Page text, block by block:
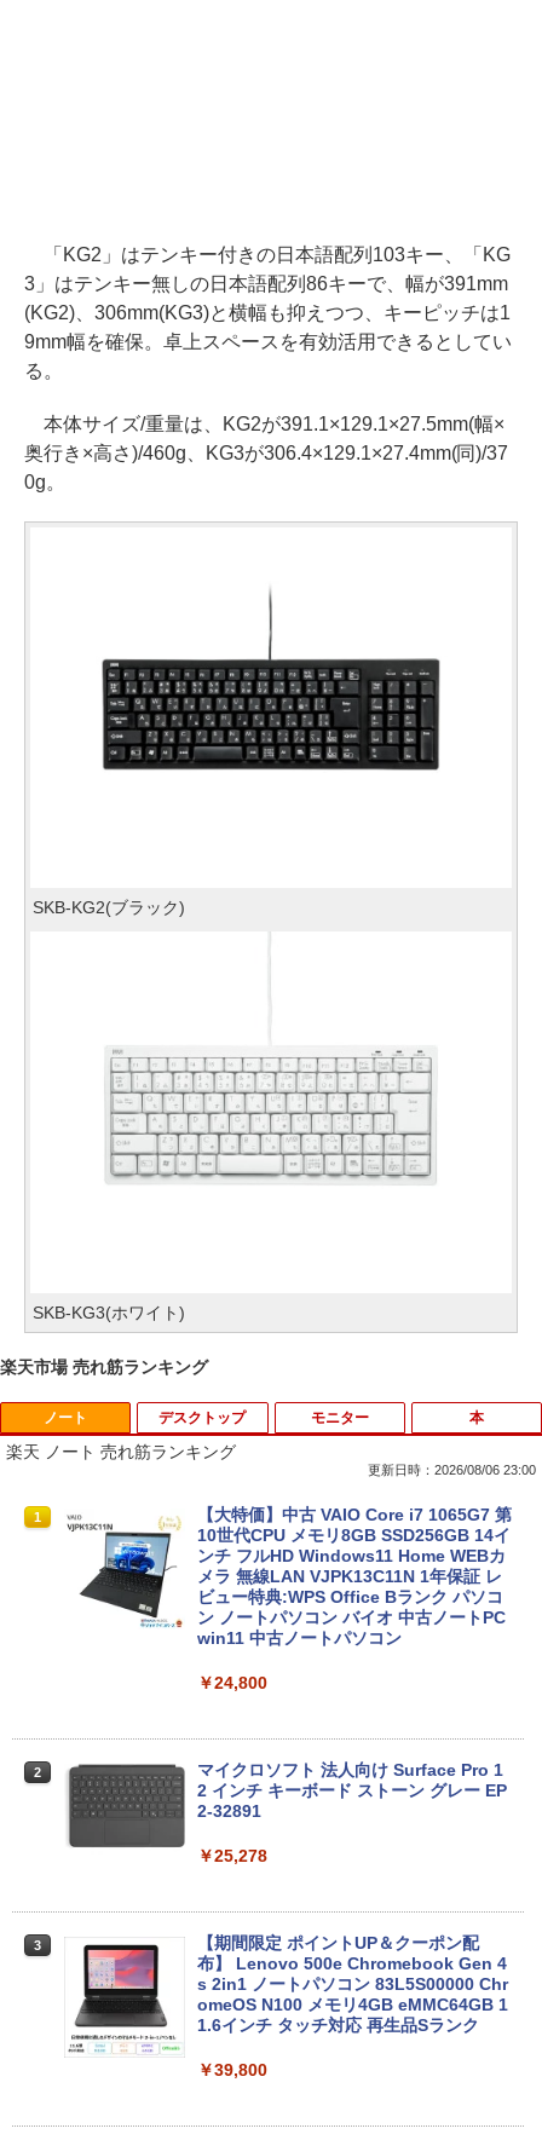
「KG2」はテンキー付きの日本語配列103キー、「KG
3」はテンキー無しの日本語配列86キーで、幅が391mm
(KG2)、306mm(KG3)と横幅も抑えつつ、キーピッチは1
9mm幅を確保。卓上スペースを有効活用できるとしてい
る。
本体サイズ/重量は、KG2が391.1×129.1×27.5mm(幅×
奥行き×高さ)/460g、KG3が306.4×129.1×27.4mm(同)/37
0g。
SKB-KG2(ブラック)
SKB-KG3(ホワイト)
楽天市場 売れ筋ランキング
ノート
楽天 ノート 売れ筋ランキング
更新日時：2026/08/06 23:00
1
【大特価】中古 VAIO Core i7 1065G7 第
10世代CPU メモリ8GB SSD256GB 14イ
ンチ フルHD Windows11 Home WEBカ
メラ 無線LAN VJPK13C11N 1年保証 レ
ビュー特典:WPS Office Bランク パソコ
ン ノートパソコン バイオ 中古ノートPC
win11 中古ノートパソコン
￥24,800
2
マイクロソフト 法人向け Surface Pro 1
2 インチ キーボード ストーン グレー EP
2-32891
￥25,278
3
【期間限定 ポイントUP＆クーポン配
布】 Lenovo 500e Chromebook Gen 4
s 2in1 ノートパソコン 83L5S00000 Chr
omeOS N100 メモリ4GB eMMC64GB 1
1.6インチ タッチ対応 再生品Sランク
￥39,800
デスクトップ モニター 本